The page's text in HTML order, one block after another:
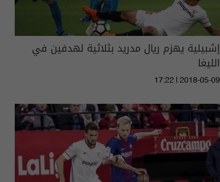
إشبيلية يهزم ريال مدريد بثلاثية لهدفين في
الليغا
17:22 | 2018-05-09